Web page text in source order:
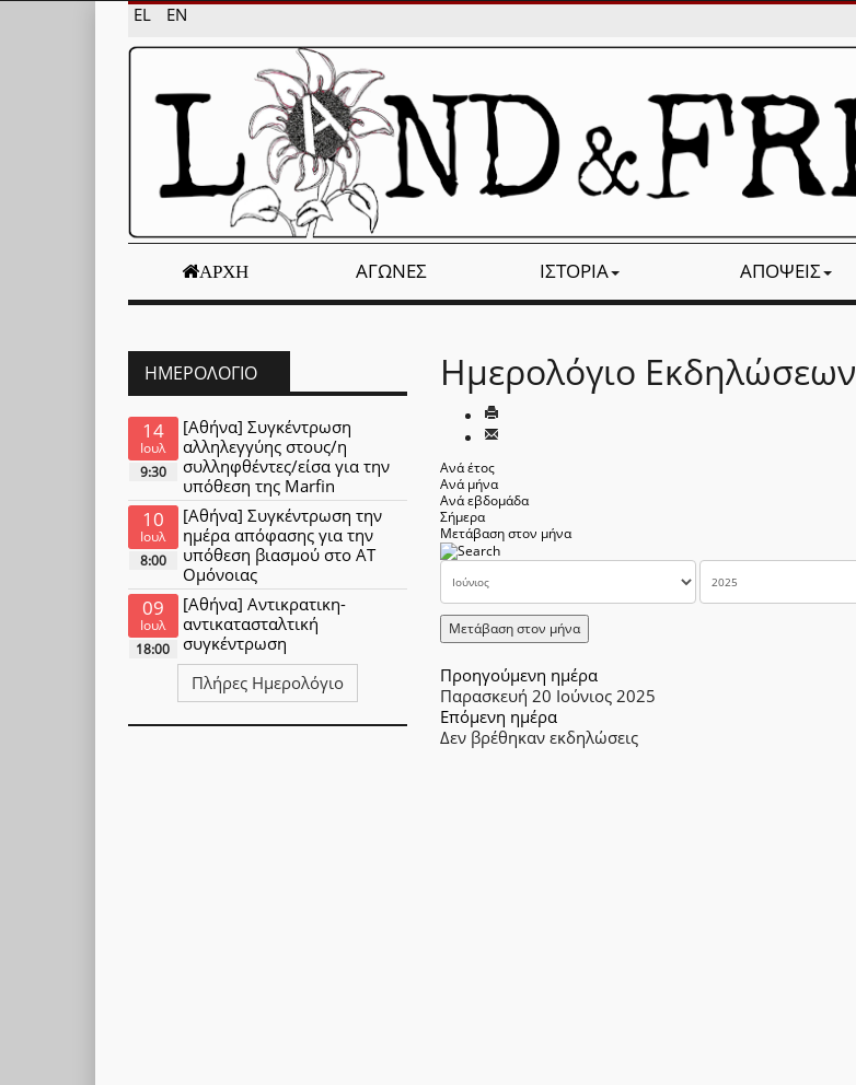
EL EN
ΑΡΧΉ ΑΓΏΝΕΣ ΙΣΤΟΡΊΑ ΑΠΌΨΕΙΣ
Ημερολόγιο Εκδηλώσεων
Ανά έτος
Ανά μήνα
Ανά εβδομάδα
Σήμερα
Μετάβαση στον μήνα
Μετάβαση στον μήνα
Προηγούμενη ημέρα
Παρασκευή 20 Ιούνιος 2025
Επόμενη ημέρα
Δεν βρέθηκαν εκδηλώσεις
ΗΜΕΡΟΛΌΓΙΟ
14
Ιουλ
9:30
[Αθήνα] Συγκέντρωση
αλληλεγγύης στους/η
συλληφθέντες/είσα για την
υπόθεση της Marfin
10
Ιουλ
8:00
[Αθήνα] Συγκέντρωση την
ημέρα απόφασης για την
υπόθεση βιασμού στο ΑΤ
Ομόνοιας
09
Ιουλ
18:00
[Αθήνα] Αντικρατικη-
αντικατασταλτική
συγκέντρωση
Πλήρες Ημερολόγιο